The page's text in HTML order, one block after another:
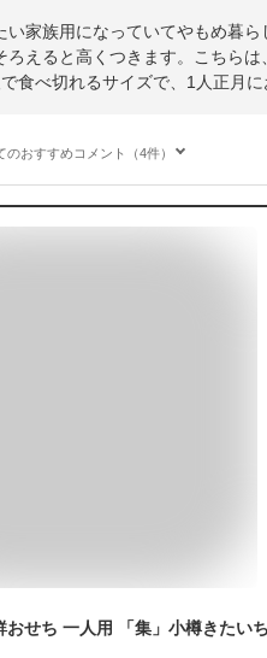
家族用になっていてやもめ暮ら
えると高くつきます。こちらは
食べ切れるサイズで、1人正月に
のおすすめコメント（4件）